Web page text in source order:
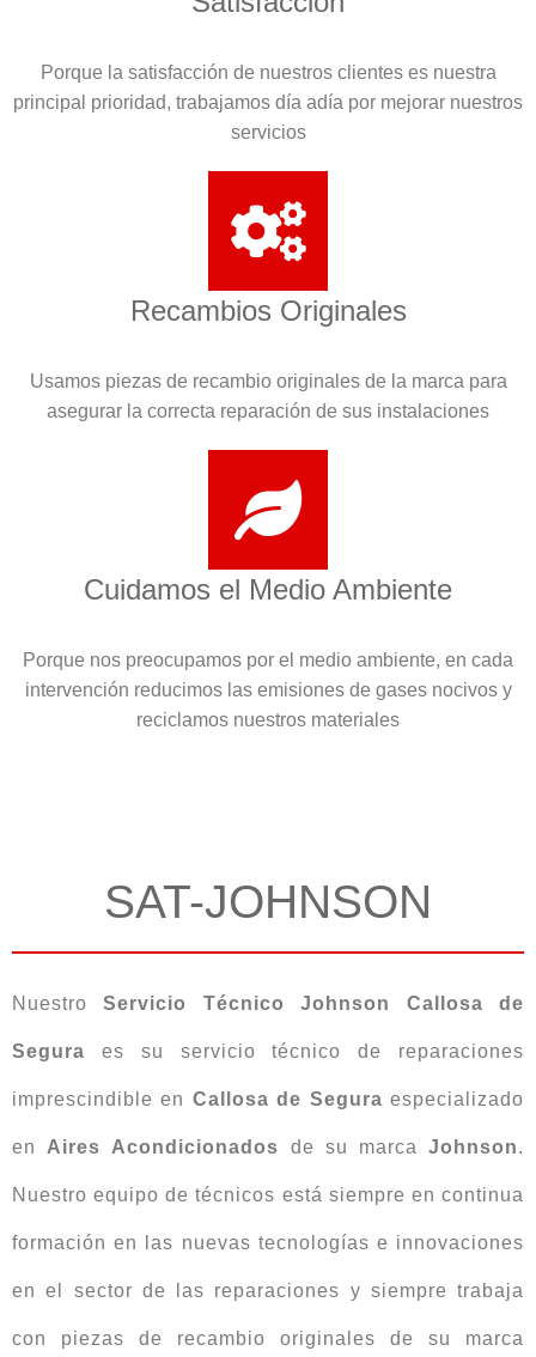
Porque la satisfacción de nuestros clientes es nuestra
principal prioridad, trabajamos día adía por mejorar nuestros
servicios
Recambios Originales
Usamos piezas de recambio originales de la marca para
asegurar la correcta reparación de sus instalaciones
Cuidamos el Medio Ambiente
Porque nos preocupamos por el medio ambiente, en cada
intervención reducimos las emisiones de gases nocivos y
reciclamos nuestros materiales
SAT-JOHNSON
NuestroServicio Técnico Johnson Callosa de
Segura es su servicio técnico de reparaciones
imprescindible en Callosa de Segura especializado
en Aires Acondicionados de su marcaJohnson.
Nuestro equipo de técnicos está siempre en continua
formación en las nuevas tecnologías e innovaciones
en el sector de las reparaciones y siempre trabaja
con piezas de recambio originales de su marca